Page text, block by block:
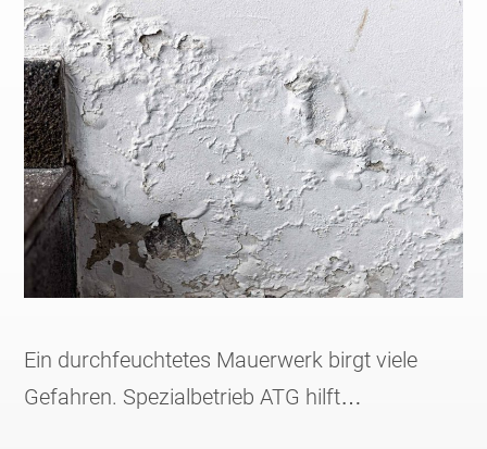
Ein durchfeuchtetes Mauerwerk birgt viele
Gefahren. Spezialbetrieb ATG hilft…